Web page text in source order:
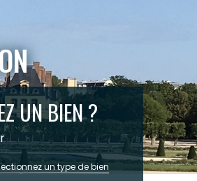
UN BIEN ?
un type de bien